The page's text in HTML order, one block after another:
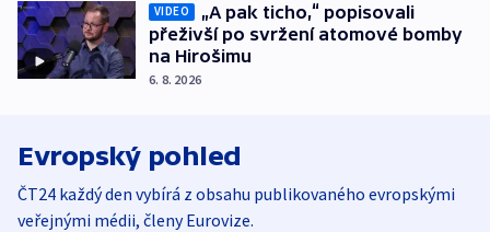
VIDEO
„A pak ticho,“ popisovali
přeživší po svržení atomové bomby
na Hirošimu
6. 8. 2026
Evropský pohled
ČT24 každý den vybírá z obsahu publikovaného evropskými
veřejnými médii, členy Eurovize.